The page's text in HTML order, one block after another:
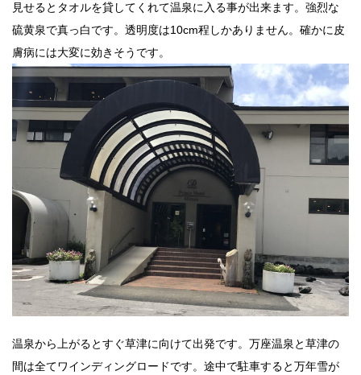
見せるとタオルを貸してくれて温泉に入る事が出来ます。強烈な
硫黄泉で真っ白です。透明度は10cm程しかありません。確かに皮
膚病には大変に効きそうです。
温泉から上がるとすぐ草津に向けて出発です。万座温泉と草津の
間は全てワインディングロードです。途中で駐車すると万年雪が